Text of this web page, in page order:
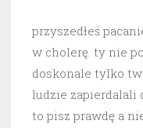
przyszedłeś
w cholerę. ty nie
doskonale tylko
ludzie zapierdalali
to pisz prawdę a